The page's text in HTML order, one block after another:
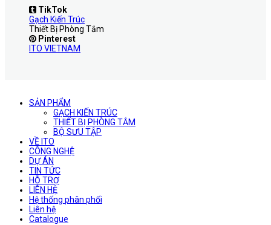
TikTok
Gạch Kiến Trúc
Thiết Bị Phòng Tắm
Pinterest
ITO VIETNAM
SẢN PHẨM
GẠCH KIẾN TRÚC
THIẾT BỊ PHÒNG TẮM
BỘ SƯU TẬP
VỀ ITO
CÔNG NGHỆ
DỰ ÁN
TIN TỨC
HỖ TRỢ
LIÊN HỆ
Hệ thống phân phối
Liên hệ
Catalogue